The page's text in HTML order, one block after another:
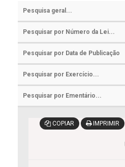
COPIAR IMPRIMIR